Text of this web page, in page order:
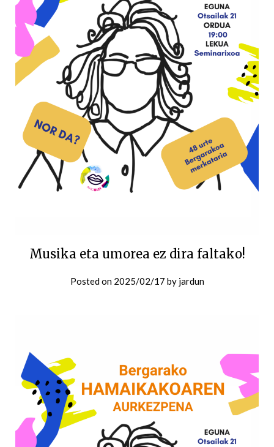
Musika eta umorea ez dira faltako!
Posted on 2025/02/17 by jardun